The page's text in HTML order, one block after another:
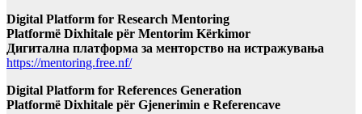
Digital Platform for Research Mentoring
Platformë Dixhitale për Mentorim Kërkimor
Дигитална платформа за менторство на истражувања
https://mentoring.free.nf/
Digital Platform for References Generation
Platformë Dixhitale për Gjenerimin e Referencave